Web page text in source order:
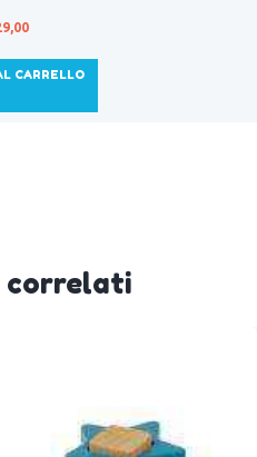
CARRELLO
correlati